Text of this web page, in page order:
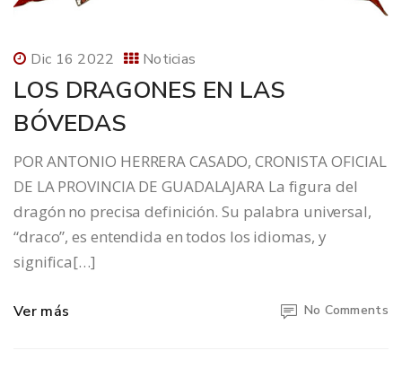
Dic 16 2022 Noticias
LOS DRAGONES EN LAS
BÓVEDAS
POR ANTONIO HERRERA CASADO, CRONISTA OFICIAL
DE LA PROVINCIA DE GUADALAJARA La figura del
dragón no precisa definición. Su palabra universal,
“draco”, es entendida en todos los idiomas, y
significa[…]
Ver más No Comments